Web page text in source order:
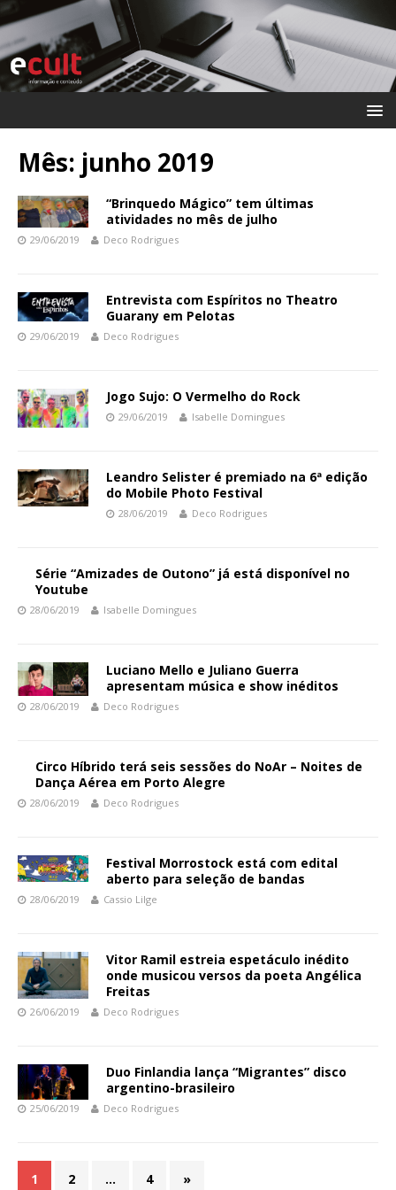
Mês: junho 2019
“Brinquedo Mágico” tem últimas
atividades no mês de julho
29/06/2019 Deco Rodrigues
Entrevista com Espíritos no Theatro
Guarany em Pelotas
29/06/2019 Deco Rodrigues
Jogo Sujo: O Vermelho do Rock
29/06/2019 Isabelle Domingues
Leandro Selister é premiado na 6ª edição
do Mobile Photo Festival
28/06/2019 Deco Rodrigues
Série “Amizades de Outono” já está disponível no
Youtube
28/06/2019 Isabelle Domingues
Luciano Mello e Juliano Guerra
apresentam música e show inéditos
28/06/2019 Deco Rodrigues
Circo Híbrido terá seis sessões do NoAr – Noites de
Dança Aérea em Porto Alegre
28/06/2019 Deco Rodrigues
Festival Morrostock está com edital
aberto para seleção de bandas
28/06/2019 Cassio Lilge
Vitor Ramil estreia espetáculo inédito
onde musicou versos da poeta Angélica
Freitas
26/06/2019 Deco Rodrigues
Duo Finlandia lança “Migrantes” disco
argentino-brasileiro
25/06/2019 Deco Rodrigues
1 2 … 4 »